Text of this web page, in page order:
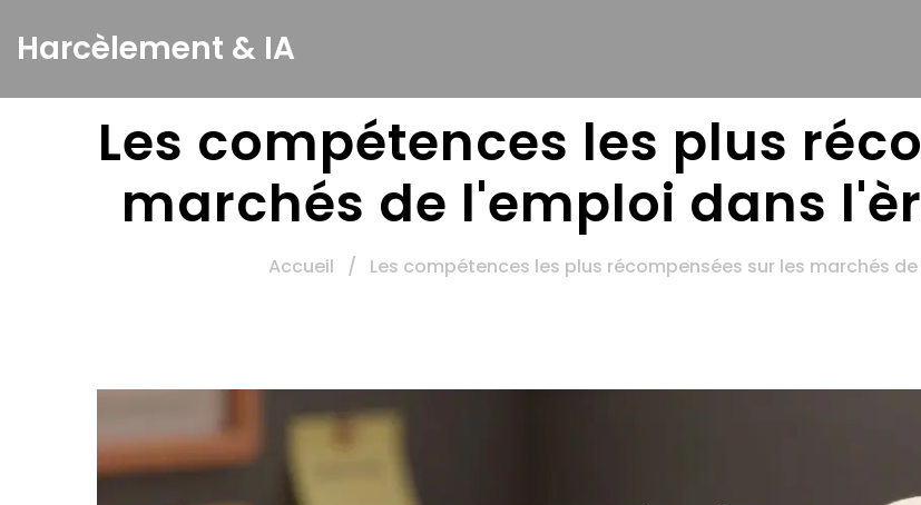
Harcèlement & IA
Les compétences les plus
marchés de l'emploi dans
Accueil / Les compétences les plus récompensées sur les marchés